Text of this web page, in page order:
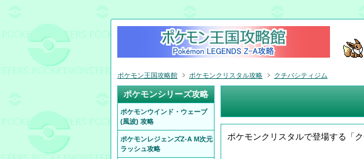
ポケモンクリスタルで登場する「
ポケモン王国攻略館 ポケモンクリスタル攻略 クチバシティジム
ポケモンシリーズ攻略
ポケモンウインド・ウェーブ
(風波) 攻略
ポケモンレジェンズZ-A M次元
ラッシュ攻略